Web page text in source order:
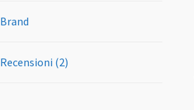
Brand
Recensioni (2)